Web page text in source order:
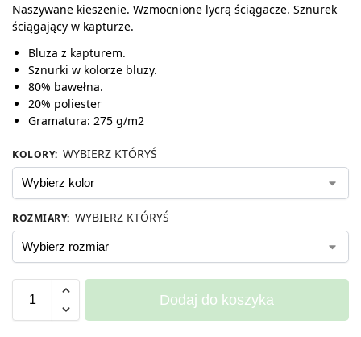
Naszywane kieszenie. Wzmocnione lycrą ściągacze. Sznurek
ściągający w kapturze.
Bluza z kapturem.
Sznurki w kolorze bluzy.
80% bawełna.
20% poliester
Gramatura: 275 g/m2
KOLORY: WYBIERZ KTÓRYŚ
ROZMIARY: WYBIERZ KTÓRYŚ
Dodaj do koszyka